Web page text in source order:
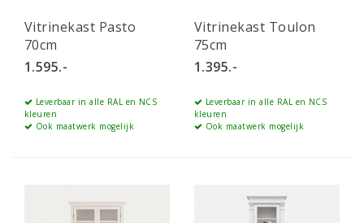
Vitrinekast Pasto
70cm
1.595.-
Leverbaar in alle RAL en NCS
kleuren
Ook maatwerk mogelijk
Vitrinekast Toulon
75cm
1.395.-
Leverbaar in alle RAL en NCS
kleuren
Ook maatwerk mogelijk